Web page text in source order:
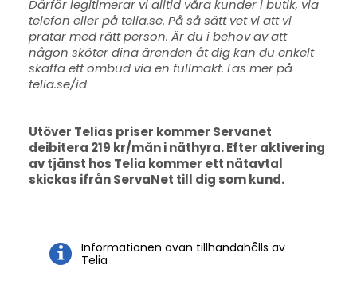
Därför legitimerar vi alltid våra kunder i butik, via
telefon eller på telia.se. På så sätt vet vi att vi
pratar med rätt person. Är du i behov av att
någon sköter dina ärenden åt dig kan du enkelt
skaffa ett ombud via en fullmakt. Läs mer på
telia.se/id
Utöver Telias priser kommer Servanet
deibitera 219 kr/mån i näthyra. Efter aktivering
av tjänst hos Telia kommer ett nätavtal
skickas ifrån ServaNet till dig som kund.
Informationen ovan tillhandahålls av
Telia